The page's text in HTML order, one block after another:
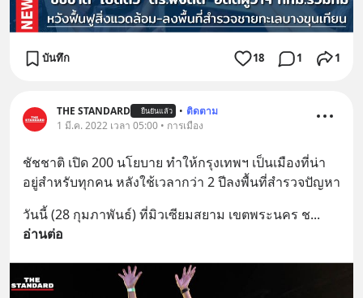
บันทึก 18 1 1
THE STANDARD ยืนยันแล้ว • ติดตาม
1 มี.ค. 2022 เวลา 05:00 • การเมือง
ชัชชาติ เปิด 200 นโยบาย ทำให้กรุงเทพฯ เป็นเมืองที่น่า
อยู่สำหรับทุกคน หลังใช้เวลากว่า 2 ปีลงพื้นที่สำรวจปัญหา
วันนี้ (28 กุมภาพันธ์) ที่มิวเซียมสยาม เขตพระนคร ช
อ่านต่อ